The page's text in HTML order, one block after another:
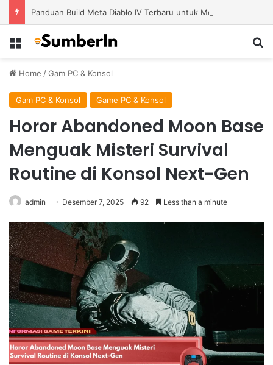
Menu
Home /Gam PC & Konsol
Gam PC & Konsol Game PC & Konsol
Horor Abandoned Moon Base
Menguak Misteri Survival
Routine di Konsol Next-Gen
admin Desember 7, 2025 92 Less than a minute